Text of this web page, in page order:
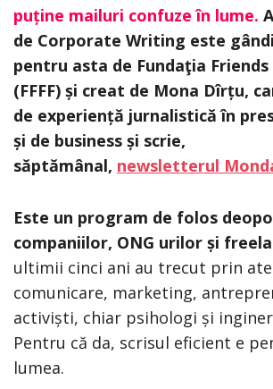
puține mailuri confuze în lume.
de Corporate Writing este
pentru asta de Fundaţia Friends
(FFFF) și creat de Mona Dîrțu,
de experiență jurnalistică în
și de business și scrie,
săptămânal, newsletterul
Este un program de folos
companiilor, ONG urilor și
ultimii cinci ani au trecut prin
comunicare, marketing,
activiști, chiar psihologi și
Pentru că da, scrisul eficient e
lumea.